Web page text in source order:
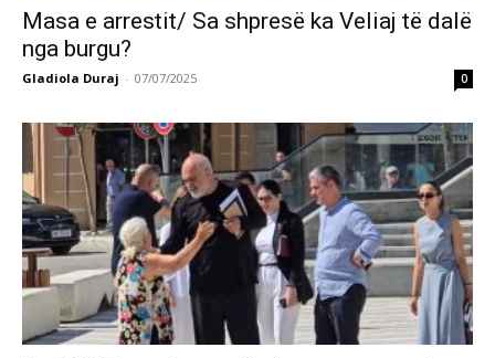
Masa e arrestit/ Sa shpresë ka Veliaj të dalë
nga burgu?
Gladiola Duraj - 07/07/2025 0